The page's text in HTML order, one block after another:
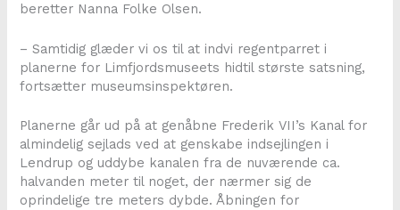
beretter Nanna Folke Olsen.
– Samtidig glæder vi os til at indvi regentparret i
planerne for Limfjordsmuseets hidtil største satsning,
fortsætter museumsinspektøren.
Planerne går ud på at genåbne Frederik VII’s Kanal for
almindelig sejlads ved at genskabe indsejlingen i
Lendrup og uddybe kanalen fra de nuværende ca.
halvanden meter til noget, der nærmer sig de
oprindelige tre meters dybde. Åbningen for